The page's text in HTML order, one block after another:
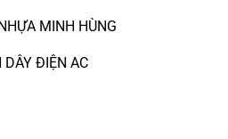
MINH HÙNG
DÂY ĐIỆN AC